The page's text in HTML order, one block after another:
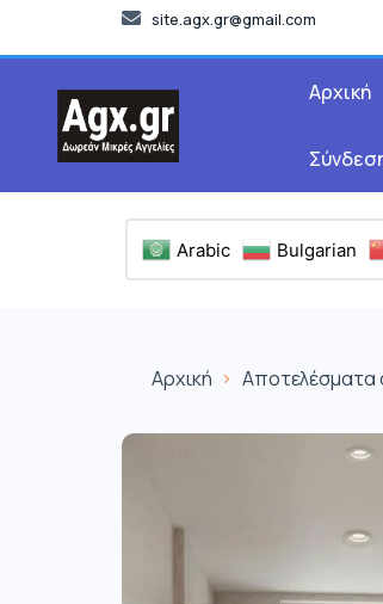
site.agx.gr@gmail.com
Αρχική
Arabic Bulgarian
Αρχική Αποτελέσματα